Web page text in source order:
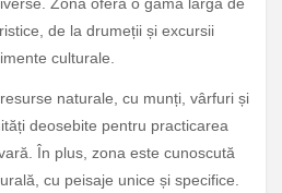
Zona oferă o gamă largă de
de la drumeții și excursii
culturale.
naturale, cu munți, vârfuri și
deosebite pentru practicarea
În plus, zona este cunoscută
cu peisaje unice și specifice.